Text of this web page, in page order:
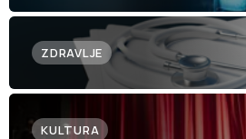
ZDRAVLJE
KULTURA